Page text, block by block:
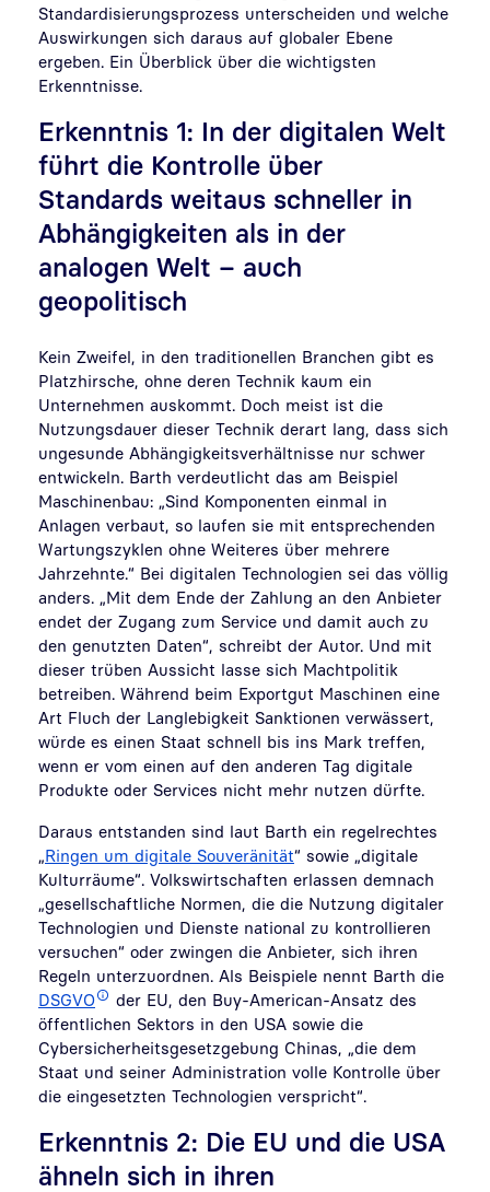
Standardisierungsprozess unterscheiden und welche
Auswirkungen sich daraus auf globaler Ebene
ergeben. Ein Überblick über die wichtigsten
Erkenntnisse.
Erkenntnis 1: In der digitalen Welt
führt die Kontrolle über
Standards weitaus schneller in
Abhängigkeiten als in der
analogen Welt – auch
geopolitisch
Kein Zweifel, in den traditionellen Branchen gibt es
Platzhirsche, ohne deren Technik kaum ein
Unternehmen auskommt. Doch meist ist die
Nutzungsdauer dieser Technik derart lang, dass sich
ungesunde Abhängigkeitsverhältnisse nur schwer
entwickeln. Barth verdeutlicht das am Beispiel
Maschinenbau: „Sind Komponenten einmal in
Anlagen verbaut, so laufen sie mit entsprechenden
Wartungszyklen ohne Weiteres über mehrere
Jahrzehnte.“ Bei digitalen Technologien sei das völlig
anders. „Mit dem Ende der Zahlung an den Anbieter
endet der Zugang zum Service und damit auch zu
den genutzten Daten“, schreibt der Autor. Und mit
dieser trüben Aussicht lasse sich Machtpolitik
betreiben. Während beim Exportgut Maschinen eine
Art Fluch der Langlebigkeit Sanktionen verwässert,
würde es einen Staat schnell bis ins Mark treffen,
wenn er vom einen auf den anderen Tag digitale
Produkte oder Services nicht mehr nutzen dürfte.
Daraus entstanden sind laut Barth ein regelrechtes
Ringen um digitale Souveränität“ sowie „digitale
Kulturräume“. Volkswirtschaften erlassen demnach
„gesellschaftliche Normen, die die Nutzung digitaler
Technologien und Dienste national zu kontrollieren
versuchen“ oder zwingen die Anbieter, sich ihren
Regeln unterzuordnen. Als Beispiele nennt Barth die
DSGVO
der EU, den Buy-American-Ansatz des
öffentlichen Sektors in den USA sowie die
Cybersicherheitsgesetzgebung Chinas, „die dem
Staat und seiner Administration volle Kontrolle über
die eingesetzten Technologien verspricht“.
Erkenntnis 2: Die EU und die USA
ähneln sich in ihren